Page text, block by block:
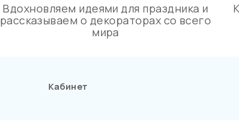
Вдохновляем идеями для праздника и
рассказываем о декораторах со всего
мира
Кабинет